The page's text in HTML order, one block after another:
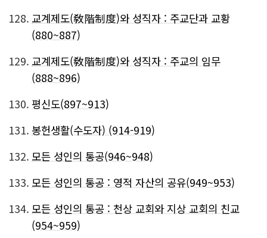
128. 교계제도(敎階制度)와 성직자 : 주교단과 교황
(880~887)
129. 교계제도(敎階制度)와 성직자 : 주교의 임무
(888~896)
130. 평신도(897~913)
131. 봉헌생활(수도자) (914-919)
132. 모든 성인의 통공(946~948)
133. 모든 성인의 통공 : 영적 자산의 공유(949~953)
134. 모든 성인의 통공 : 천상 교회와 지상 교회의 친교
(954~959)